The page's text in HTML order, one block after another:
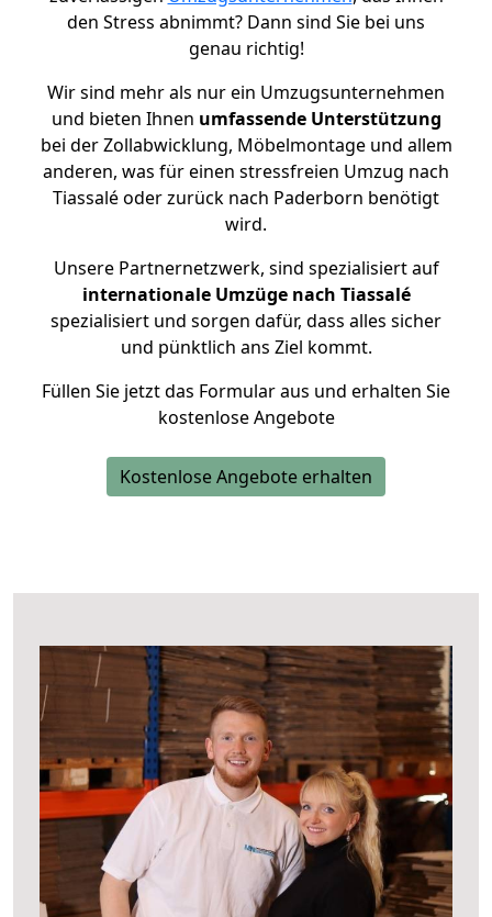
den Stress abnimmt? Dann sind Sie bei uns
genau richtig!
Wir sind mehr als nur ein Umzugsunternehmen
und bieten Ihnen umfassende Unterstützung
bei der Zollabwicklung, Möbelmontage und allem
anderen, was für einen stressfreien Umzug nach
Tiassalé oder zurück nach Paderborn benötigt
wird.
Unsere Partnernetzwerk, sind spezialisiert auf
internationale Umzüge nach Tiassalé
spezialisiert und sorgen dafür, dass alles sicher
und pünktlich ans Ziel kommt.
Füllen Sie jetzt das Formular aus und erhalten Sie
kostenlose Angebote
Kostenlose Angebote erhalten